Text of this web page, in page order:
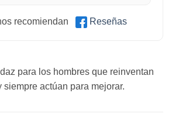
recomiendan Reseñas
para los hombres que reinventan
actúan para mejorar.